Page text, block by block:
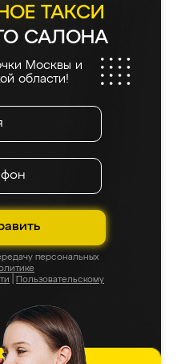
ТАКСИ
САЛОНА
Москвы и
области!
персональных
Пользовательскому